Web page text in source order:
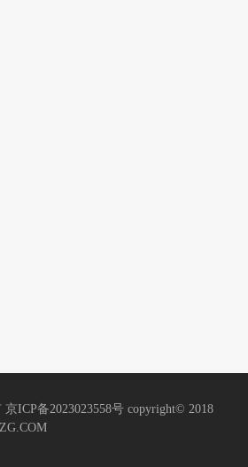
京ICP备2023023558号 copyright© 2018